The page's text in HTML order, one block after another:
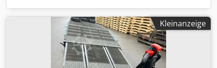
Kleinanzeige